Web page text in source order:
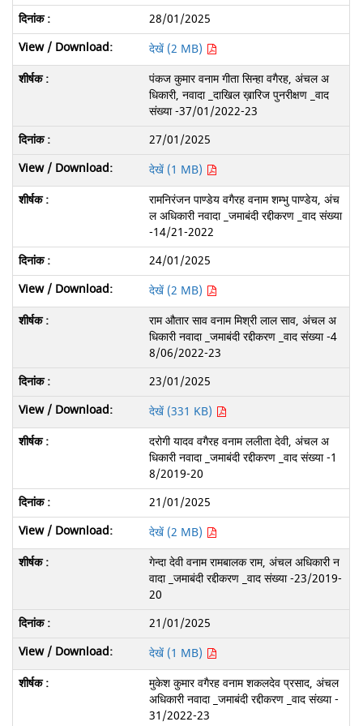
28/01/2025
देखें (2 MB)
पंकज कुमार वनाम गीता सिन्हा वगैरह, अंचल अ
धिकारी, नवादा _दाखिल ख़ारिज पुनरीक्षण _वाद
संख्या -37/01/2022-23
27/01/2025
देखें (1 MB)
रामनिरंजन पाण्डेय वगैरह वनाम शम्भु पाण्डेय, अंच
ल अधिकारी नवादा _जमाबंदी रद्दीकरण _वाद संख्या
-14/21-2022
24/01/2025
देखें (2 MB)
राम औतार साव वनाम मिश्री लाल साव, अंचल अ
धिकारी नवादा _जमाबंदी रद्दीकरण _वाद संख्या -4
8/06/2022-23
23/01/2025
देखें (331 KB)
दरोगी यादव वगैरह वनाम ललीता देवी, अंचल अ
धिकारी नवादा _जमाबंदी रद्दीकरण _वाद संख्या -1
8/2019-20
21/01/2025
देखें (2 MB)
गेन्दा देवी वनाम रामबालक राम, अंचल अधिकारी न
वादा _जमाबंदी रद्दीकरण _वाद संख्या -23/2019-
20
21/01/2025
देखें (1 MB)
मुकेश कुमार वगैरह वनाम शकलदेव प्रसाद, अंचल
अधिकारी नवादा _जमाबंदी रद्दीकरण _वाद संख्या -
31/2022-23